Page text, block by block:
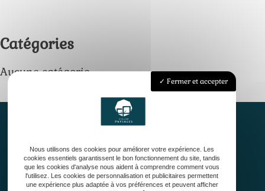
Catégories
Aucune catégorie
Accueil
Qui sommes-nous ?
Conception
Fermer et accepter
Nous utilisons des cookies pour améliorer votre expérience. Les
cookies essentiels garantissent le bon fonctionnement du site, tandis
que les cookies d'analyse nous aident à comprendre comment vous
l'utilisez. Les cookies de personnalisation et publicitaires permettent
une expérience plus adaptée à vos préférences et peuvent afficher